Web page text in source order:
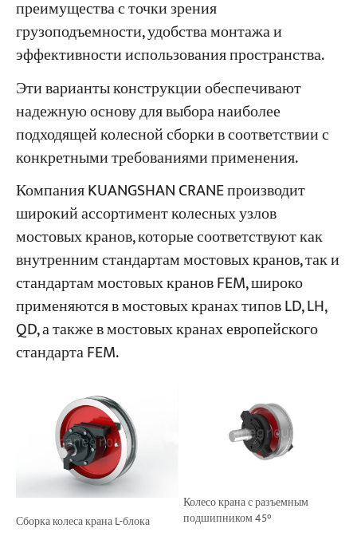
преимущества с точки зрения
грузоподъемности, удобства монтажа и
эффективности использования пространства.
Эти варианты конструкции обеспечивают
надежную основу для выбора наиболее
подходящей колесной сборки в соответствии с
конкретными требованиями применения.
Компания KUANGSHAN CRANE производит
широкий ассортимент колесных узлов
мостовых кранов, которые соответствуют как
внутренним стандартам мостовых кранов, так и
стандартам мостовых кранов FEM, широко
применяются в мостовых кранах типов LD, LH,
QD, а также в мостовых кранах европейского
стандарта FEM.
Сборка колеса крана L-блока
Колесо крана с разъемным
подшипником 45°